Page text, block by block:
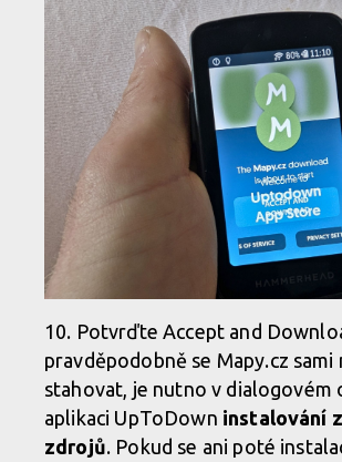
Potvrďte Accept and
pravděpodobně se Mapy.cz sami
stahovat, je nutno v dialogovém
aplikaci UpToDown instalování
zdrojů. Pokud se ani poté